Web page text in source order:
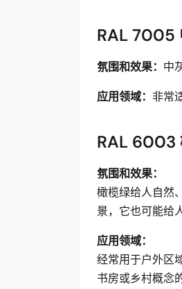
RAL 7005
氛围和效果： 中
应用领域： 非常
RAL 6003
氛围和效果：
橄榄绿给人自然
景，它也可能给
应用领域：
经常用于户外区
书房或乡村概念